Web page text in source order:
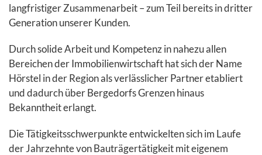
langfristiger Zusammenarbeit – zum Teil bereits in dritter
Generation unserer Kunden.
Durch solide Arbeit und Kompetenz in nahezu allen
Bereichen der Immobilienwirtschaft hat sich der Name
Hörstel in der Region als verlässlicher Partner etabliert
und dadurch über Bergedorfs Grenzen hinaus
Bekanntheit erlangt.
Die Tätigkeitsschwerpunkte entwickelten sich im Laufe
der Jahrzehnte von Bauträgertätigkeit mit eigenem